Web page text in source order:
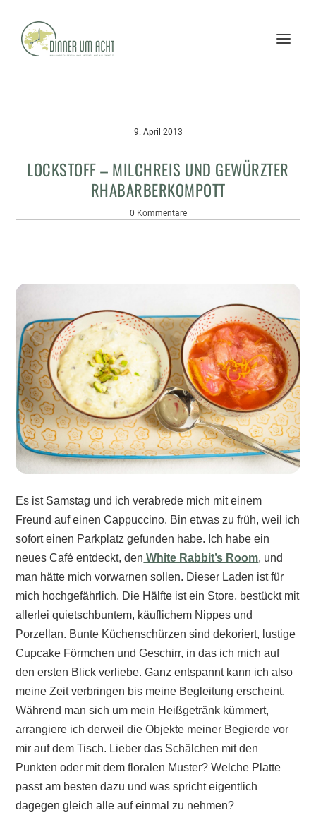
9. April 2013
LOCKSTOFF – MILCHREIS UND GEWÜRZTER
RHABARBERKOMPOTT
0 Kommentare
Es ist Samstag und ich verabrede mich mit einem
Freund auf einen Cappuccino. Bin etwas zu früh, weil ich
sofort einen Parkplatz gefunden habe. Ich habe ein
neues Café entdeckt, den White Rabbit’s Room, und
man hätte mich vorwarnen sollen. Dieser Laden ist für
mich hochgefährlich. Die Hälfte ist ein Store, bestückt mit
allerlei quietschbuntem, käuflichem Nippes und
Porzellan. Bunte Küchenschürzen sind dekoriert, lustige
Cupcake Förmchen und Geschirr, in das ich mich auf
den ersten Blick verliebe. Ganz entspannt kann ich also
meine Zeit verbringen bis meine Begleitung erscheint.
Während man sich um mein Heißgetränk kümmert,
arrangiere ich derweil die Objekte meiner Begierde vor
mir auf dem Tisch. Lieber das Schälchen mit den
Punkten oder mit dem floralen Muster? Welche Platte
passt am besten dazu und was spricht eigentlich
dagegen gleich alle auf einmal zu nehmen?